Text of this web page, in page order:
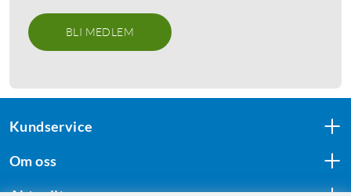
BLI MEDLEM
Kundservice
Om oss